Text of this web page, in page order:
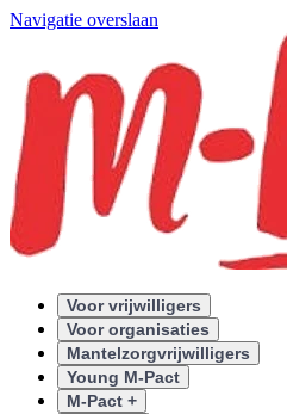
Navigatie overslaan
Voor vrijwilligers
Voor organisaties
Mantelzorgvrijwilligers
Young M-Pact
M-Pact +